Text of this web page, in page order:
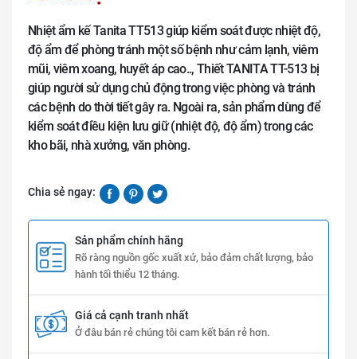
Nhiệt ẩm kế Tanita TT513 giúp kiểm soát được nhiệt độ,
độ ẩm để phòng tránh một số bệnh như cảm lạnh, viêm
mũi, viêm xoang, huyết áp cao.., Thiết TANITA TT-513 bị
giúp người sử dụng chủ động trong việc phòng và tránh
các bệnh do thời tiết gây ra. Ngoài ra, sản phẩm dùng để
kiểm soát điều kiện lưu giữ (nhiệt độ, độ ẩm) trong các
kho bãi, nhà xưởng, văn phòng.
Chia sẻ ngay:
Sản phẩm chính hãng
Rõ ràng nguồn gốc xuất xứ, bảo đảm chất lượng, bảo
hành tối thiểu 12 tháng.
Giá cả cạnh tranh nhất
Ở đâu bán rẻ chúng tôi cam kết bán rẻ hơn.